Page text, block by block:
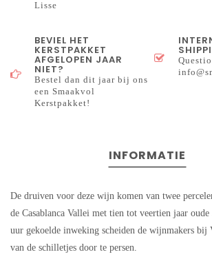
Lisse
BEVIEL HET
KERSTPAKKET
AFGELOPEN JAAR
NIET?
Bestel dan dit jaar bij ons
een Smaakvol
Kerstpakket!
INFORMATIE
De druiven voor deze wijn komen van twee
de Casablanca Vallei met tien tot veertien jaar
uur gekoelde inweking scheiden de wijnmakers bij
van de schilletjes door te persen.